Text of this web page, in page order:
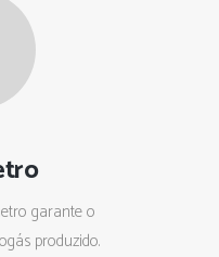
garante o
produzido.